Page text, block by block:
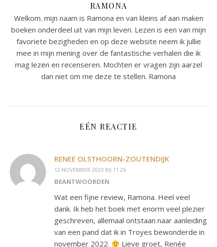
RAMONA
Welkom. mijn naam is Ramona en van kleins af aan maken
boeken onderdeel uit van mijn leven. Lezen is een van mijn
favoriete bezigheden en op deze website neem ik jullie
mee in mijn mening over de fantastische verhalen die ik
mag lezen en recenseren. Mochten er vragen zijn aarzel
dan niet om me deze te stellen. Ramona
EÉN REACTIE
RENEE OLSTHOORN-ZOUTENDIJK
12 NOVEMBER 2023 BIJ 11:26
BEANTWOORDEN
Wat een fijne review, Ramona. Heel veel
dank. Ik heb het boek met enorm veel plezier
geschreven, allemaal ontstaan naar aanleiding
van een pand dat ik in Troyes bewonderde in
november 2022.
Lieve groet, Renée